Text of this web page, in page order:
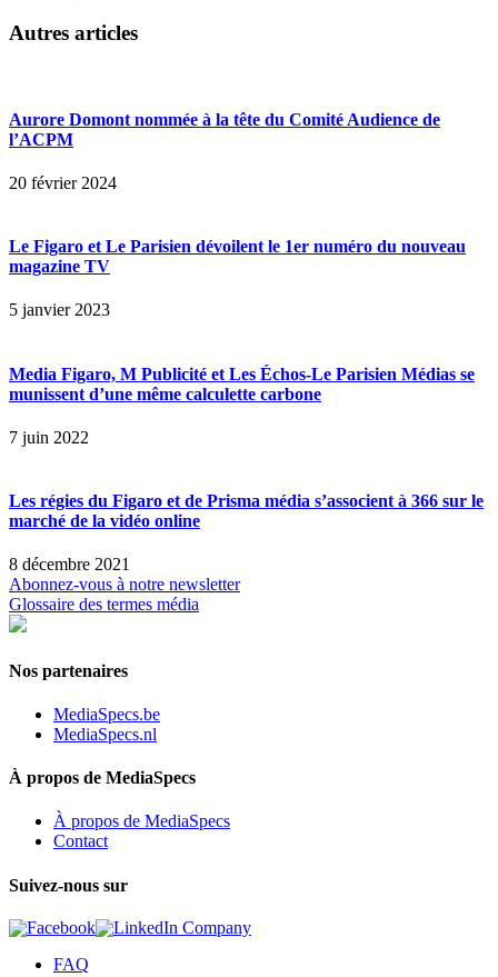
Autres articles
Aurore Domont nommée à la tête du Comité Audience de
l’ACPM
20 février 2024
Le Figaro et Le Parisien dévoilent le 1er numéro du nouveau
magazine TV
5 janvier 2023
Media Figaro, M Publicité et Les Échos-Le Parisien Médias se
munissent d’une même calculette carbone
7 juin 2022
Les régies du Figaro et de Prisma média s’associent à 366 sur le
marché de la vidéo online
8 décembre 2021
Abonnez-vous à notre newsletter
Glossaire des termes média
Nos partenaires
MediaSpecs.be
MediaSpecs.nl
À propos de MediaSpecs
À propos de MediaSpecs
Contact
Suivez-nous sur
FAQ